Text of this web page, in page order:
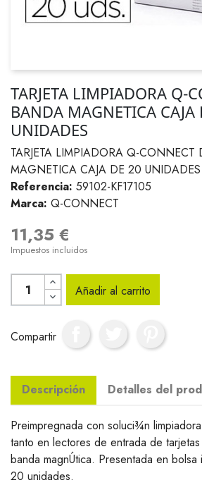
TARJETA LIMPIADORA Q-
BANDA MAGNETICA CAJA
UNIDADES
TARJETA LIMPIADORA Q-
MAGNETICA CAJA DE 20 UNIDADES
Referencia: 59102-KF17105
Marca: Q-CONNECT
11,35 €
Impuestos incluidos
Añadir al carrito
Compartir
Descripción Detalles del
Preimpregnada con soluci¾n
tanto en lectores de entrada de
banda magnÚtica. Presentada en
20 unidades.